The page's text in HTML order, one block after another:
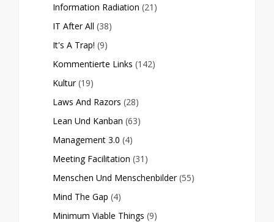
Information Radiation (21)
IT After All (38)
It's A Trap! (9)
Kommentierte Links (142)
Kultur (19)
Laws And Razors (28)
Lean Und Kanban (63)
Management 3.0 (4)
Meeting Facilitation (31)
Menschen Und Menschenbilder (55)
Mind The Gap (4)
Minimum Viable Things (9)